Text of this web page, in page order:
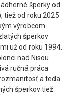
šperky od
, tiež od roku 2025
výrobcom
šperkov
už od roku 1994.
nad Nisou.
ručná práca
a teda
šperkov tiež